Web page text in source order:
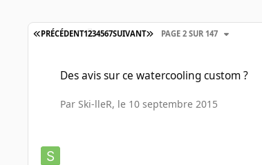
PRÉCÉDENT1234567SUIVANT PAGE 2 SUR 147
Des avis sur ce watercooling custom ?
Par Ski-lleR, le 10 septembre 2015